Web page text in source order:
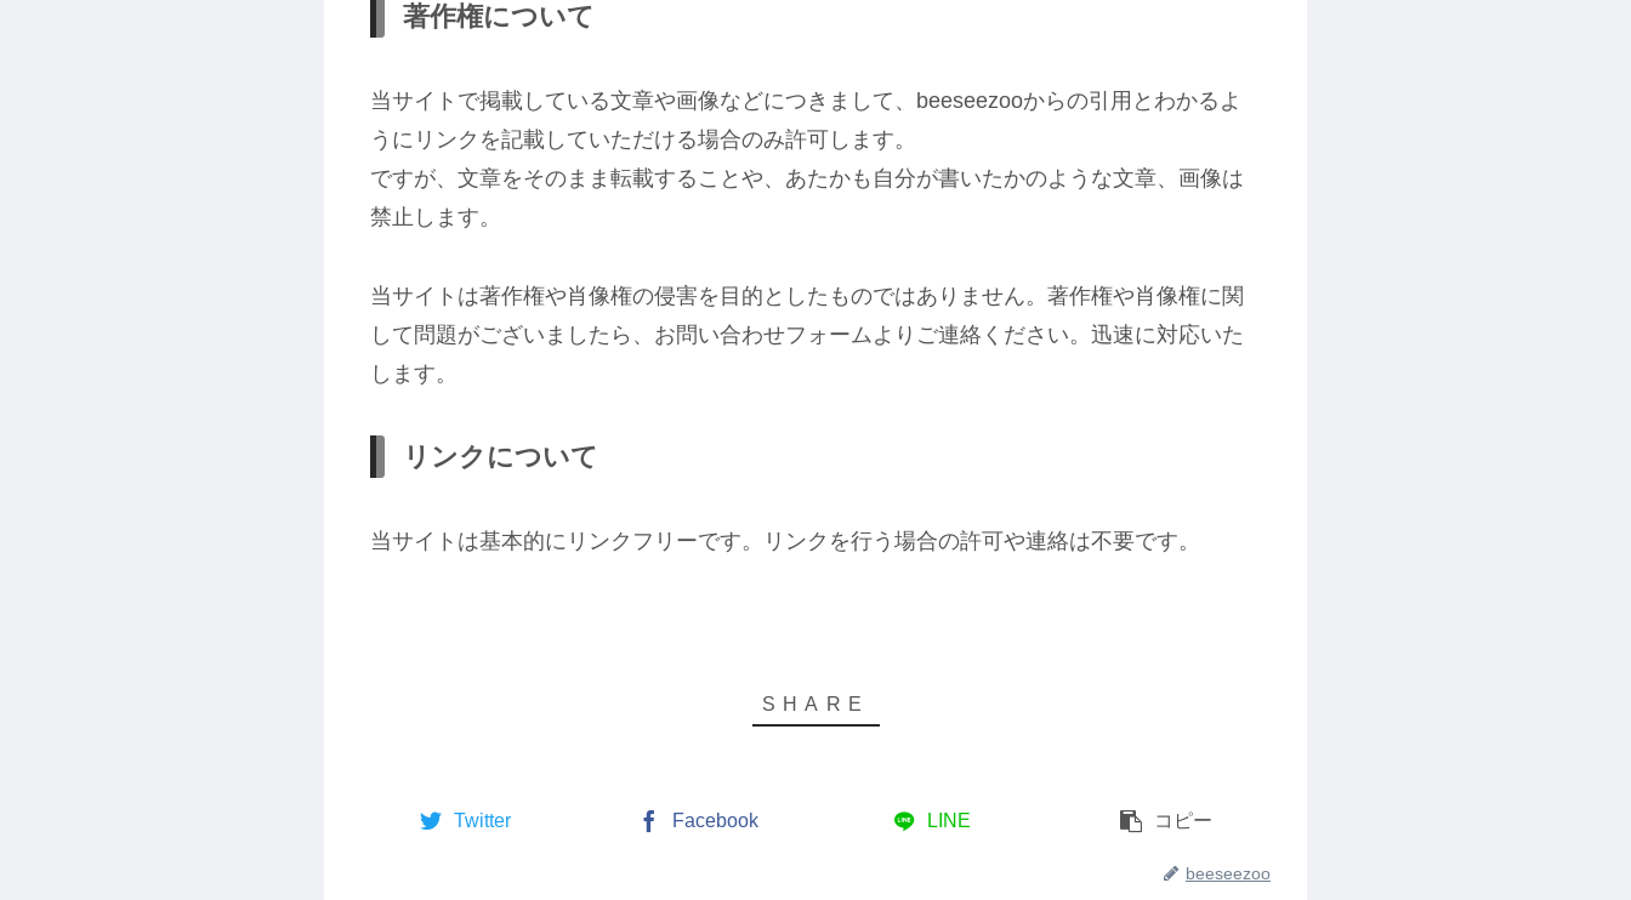
著作権について
当サイトで掲載している文章や画像などにつきまして、beeseezooからの引用とわかるよ
うにリンクを記載していただける場合のみ許可します。
ですが、文章をそのまま転載することや、あたかも自分が書いたかのような文章、画像は
禁止します。
当サイトは著作権や肖像権の侵害を目的としたものではありません。著作権や肖像権に関
して問題がございましたら、お問い合わせフォームよりご連絡ください。迅速に対応いた
します。
リンクについて
当サイトは基本的にリンクフリーです。リンクを行う場合の許可や連絡は不要です。
Twitter Facebook LINE コピー
beeseezoo